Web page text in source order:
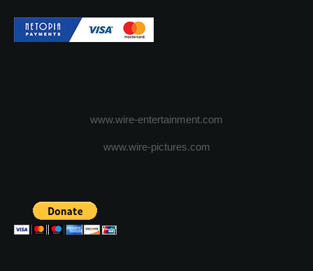
www.wire-entertainment.com
www.wire-pictures.com